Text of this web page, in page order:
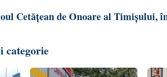
Cetățean de Onoare al Timișului,
categorie